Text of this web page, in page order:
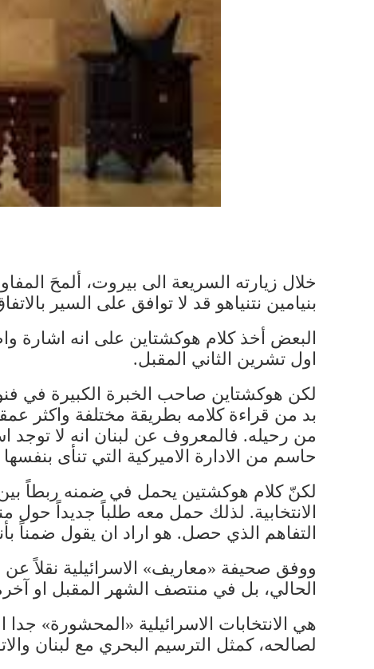
خلال زيارته السريعة الى بيروت، ألمحَ
بنيامين نتنياهو قد لا توافق على السير
البعض أخذ كلام هوكشتاين على انه اشارة
اول تشرين الثاني المقبل.
لكن هوكشتاين صاحب الخبرة الكبيرة في
بد من قراءة كلامه بطريقة مختلفة واكثر
من رحيله. فالمعروف عن لبنان انه لا توجد
حاسم من الادارة الاميركية التي تنأى
لكنّ كلام هوكشتين يحمل في ضمنه ربطاً بين
الانتخابية. لذلك حمل معه طلباً جديداً
التفاهم الذي حصل. هو اراد ان يقول ضمناً
ووفق صحيفة «معاريف» الاسرائيلية نقلاً
الحالي، بل في منتصف الشهر المقبل او
هي الانتخابات الاسرائيلية «المحشورة» جدا
لصالحه، كمثل الترسيم البحري مع لبنان